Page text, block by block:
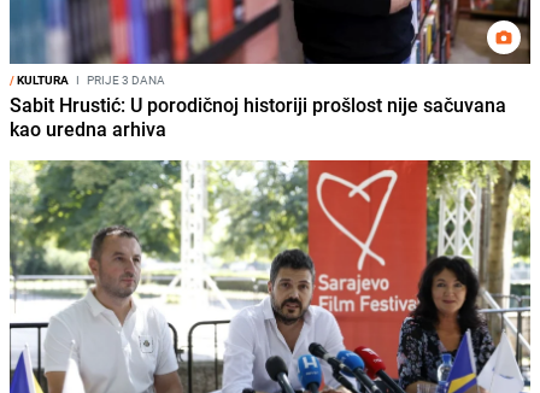
/KULTURA I PRIJE 3 DANA
Sabit Hrustić: U porodičnoj historiji prošlost nije sačuvana
kao uredna arhiva